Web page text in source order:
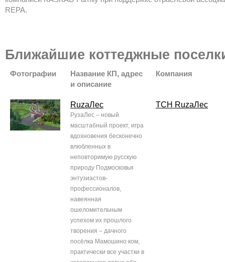
REPA.
Ближайшие коттеджные
Фотографии
Название КП, адрес
и описание
Компания
RuzaЛес
РузаЛес – новый
масштабный проект, игра
вдохновения бесконечно
влюбленных в
неповторимую русскую
природу Подмосковья
энтузиастов-
профессионалов,
навеянная
ошеломительным
успехом их прошлого
творения – дачного
посёлка Мамошино ком,
практически все участки в
ТСН RuzaЛес